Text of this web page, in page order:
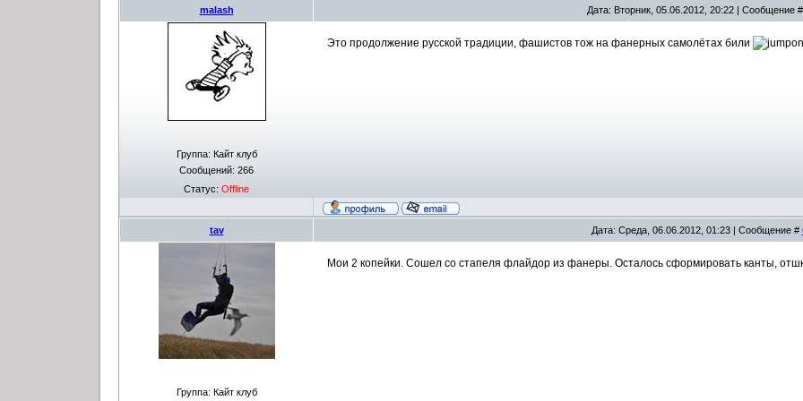
malash Дата: Вторник, 05.06.2012, 20:22 | Сообщение
Группа: Кайт клуб
Сообщений: 266
Статус: Offline
Это продолжение русской традиции, фашистов тож на фанерных самолётах били
tav Дата: Среда, 06.06.2012, 01:23 | Сообщение #
Группа: Кайт клуб
Мои 2 копейки. Сошел со стапеля флайдор из фанеры. Осталось сформировать канты,